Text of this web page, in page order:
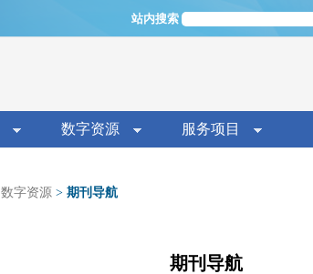
Jump to navigation
站内搜索
数字资源 服务项目
数字资源 > 期刊导航
期刊导航